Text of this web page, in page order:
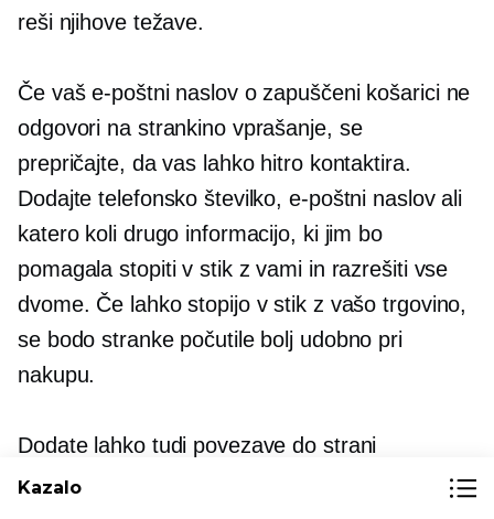
reši njihove težave.
Če vaš e-poštni naslov o zapuščeni košarici ne
odgovori na strankino vprašanje, se
prepričajte, da vas lahko hitro kontaktira.
Dodajte telefonsko številko, e-poštni naslov ali
katero koli drugo informacijo, ki jim bo
pomagala stopiti v stik z vami in razrešiti vse
dvome. Če lahko stopijo v stik z vašo trgovino,
se bodo stranke počutile bolj udobno pri
nakupu.
Dodate lahko tudi povezave do strani
družbenih medijev vaše trgovine ali naslova
Kazalo